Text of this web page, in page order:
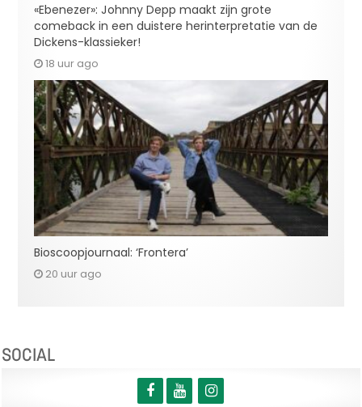
«Ebenezer»: Johnny Depp maakt zijn grote
comeback in een duistere herinterpretatie van de
Dickens-klassieker!
18 uur ago
Bioscoopjournaal: ‘Frontera’
20 uur ago
SOCIAL